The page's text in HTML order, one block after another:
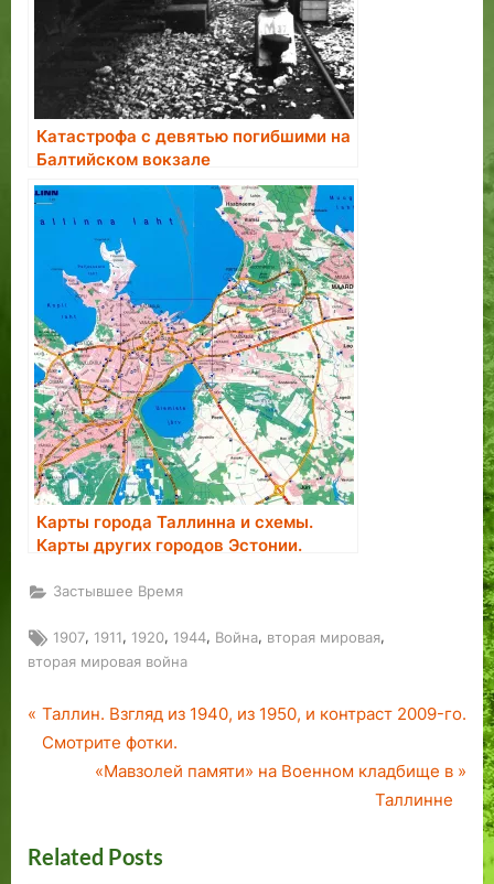
Катастрофа с девятью погибшими на
Балтийском вокзале
Карты города Таллинна и схемы.
Карты других городов Эстонии.
Застывшее Время
Tags:
1907, 1911 , 1920, 1944, Война, вторая мировая,
вторая мировая война
Навигация
P
r
o
Таллин. Взгляд из 1940, из 1950, и контраст 2009-го.
Смотрите фотки.
N
t
«Мавзолей памяти» на Военном кладбище в
Таллинне
Related Posts